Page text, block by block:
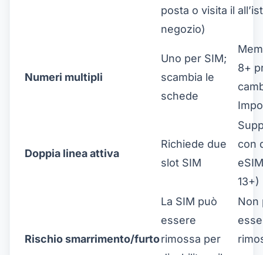
posta o visita il
negozio)
Numeri multipli
Uno per SIM;
scambia le
schede
8+
Doppia linea attiva
Richiede due
slot SIM
con
13+)
Rischio smarrimento/furto
La SIM può
essere
rimossa per
Non